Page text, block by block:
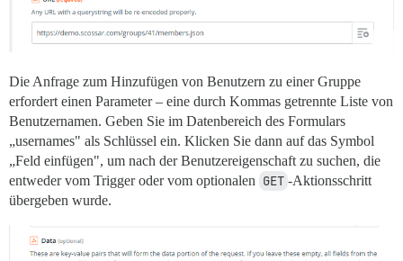
Die Anfrage zum Hinzufügen von Benutzern zu einer Gruppe
erfordert einen Parameter – eine durch Kommas getrennte Liste von
Benutzernamen. Geben Sie im Datenbereich des Formulars
„usernames" als Schlüssel ein. Klicken Sie dann auf das Symbol
„Feld einfügen", um nach der Benutzereigenschaft zu suchen, die
entweder vom Trigger oder vom optionalen GET -Aktionsschritt
übergeben wurde.